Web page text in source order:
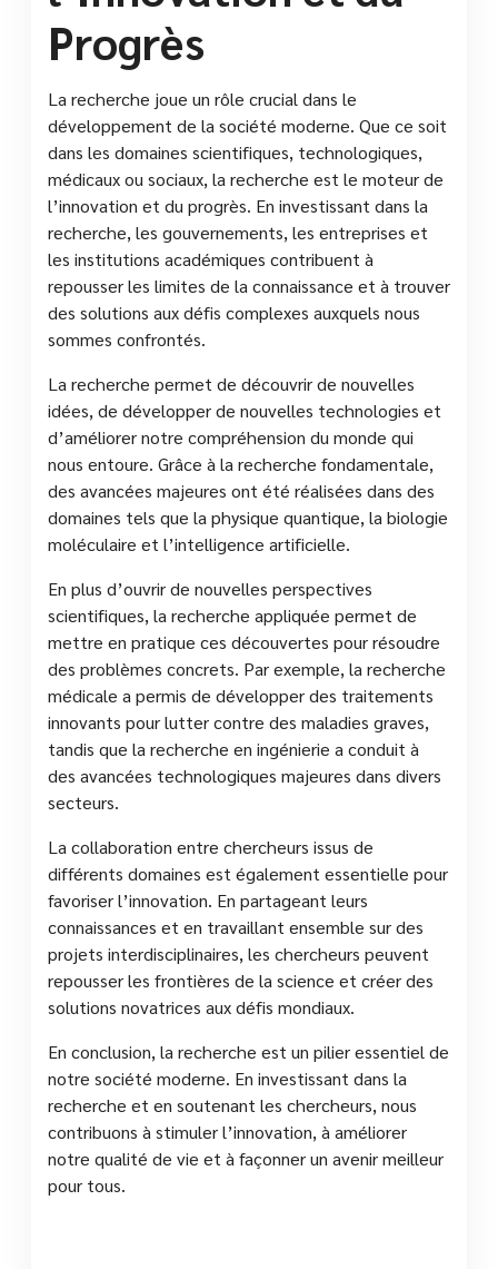
Progrès
La recherche joue un rôle crucial dans le
développement de la société moderne. Que ce soit
dans les domaines scientifiques, technologiques,
médicaux ou sociaux, la recherche est le moteur de
l’innovation et du progrès. En investissant dans la
recherche, les gouvernements, les entreprises et
les institutions académiques contribuent à
repousser les limites de la connaissance et à trouver
des solutions aux défis complexes auxquels nous
sommes confrontés.
La recherche permet de découvrir de nouvelles
idées, de développer de nouvelles technologies et
d’améliorer notre compréhension du monde qui
nous entoure. Grâce à la recherche fondamentale,
des avancées majeures ont été réalisées dans des
domaines tels que la physique quantique, la biologie
moléculaire et l’intelligence artificielle.
En plus d’ouvrir de nouvelles perspectives
scientifiques, la recherche appliquée permet de
mettre en pratique ces découvertes pour résoudre
des problèmes concrets. Par exemple, la recherche
médicale a permis de développer des traitements
innovants pour lutter contre des maladies graves,
tandis que la recherche en ingénierie a conduit à
des avancées technologiques majeures dans divers
secteurs.
La collaboration entre chercheurs issus de
différents domaines est également essentielle pour
favoriser l’innovation. En partageant leurs
connaissances et en travaillant ensemble sur des
projets interdisciplinaires, les chercheurs peuvent
repousser les frontières de la science et créer des
solutions novatrices aux défis mondiaux.
En conclusion, la recherche est un pilier essentiel de
notre société moderne. En investissant dans la
recherche et en soutenant les chercheurs, nous
contribuons à stimuler l’innovation, à améliorer
notre qualité de vie et à façonner un avenir meilleur
pour tous.